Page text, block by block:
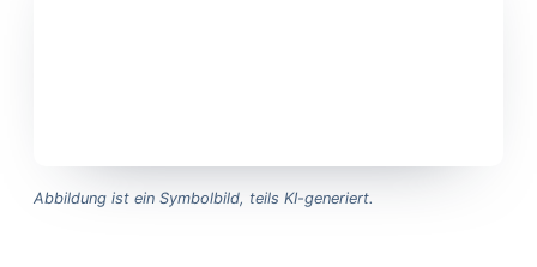
Abbildung ist ein Symbolbild, teils KI-generiert.